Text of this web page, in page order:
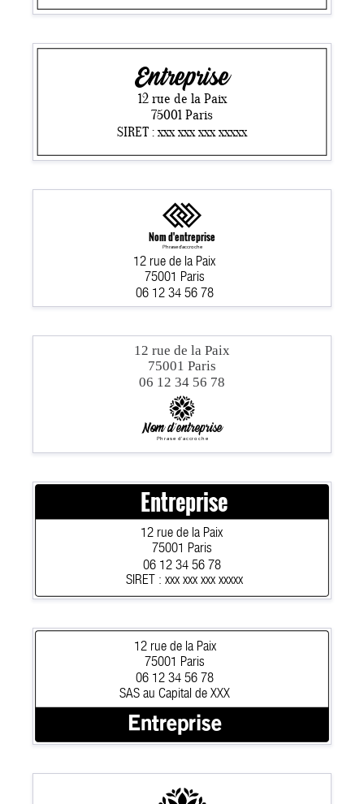
SIRET : xxx xxx xxx xxxxx
12 rue de la Paix
Entreprise
75001 Paris
06 12 34 56 78
12 rue de la Paix
75001 Paris
Nom d'entreprise
Phrase d'accroche
06 12 34 56 78
12 rue de la Paix
75001 Paris
Nom d'entreprise
Phrase d'accroche
06 12 34 56 78
SIRET : xxx xxx xxx xxxxx
12 rue de la Paix
75001 Paris
Entreprise
06 12 34 56 78
SAS au Capital de XXX
12 rue de la Paix
75001 Paris
Entreprise